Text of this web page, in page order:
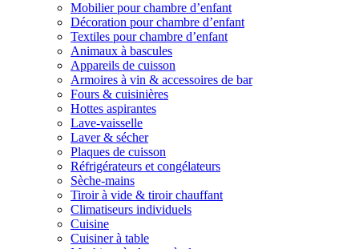
Mobilier pour chambre d’enfant
Décoration pour chambre d’enfant
Textiles pour chambre d’enfant
Animaux à bascules
Appareils de cuisson
Armoires à vin & accessoires de bar
Fours & cuisinières
Hottes aspirantes
Lave-vaisselle
Laver & sécher
Plaques de cuisson
Réfrigérateurs et congélateurs
Sèche-mains
Tiroir à vide & tiroir chauffant
Climatiseurs individuels
Cuisine
Cuisiner à table